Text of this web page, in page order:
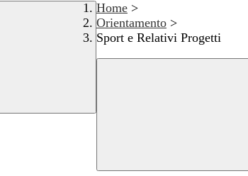
Home >
Orientamento >
Sport e Relativi Progetti